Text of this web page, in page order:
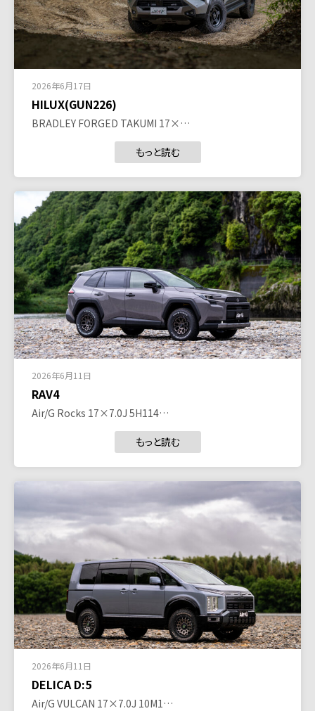
2026年6月17日
HILUX(GUN226)
BRADLEY FORGED TAKUMI 17×…
もっと読む
2026年6月11日
RAV4
Air/G Rocks 17×7.0J 5H114…
もっと読む
2026年6月11日
DELICA D:5
Air/G VULCAN 17×7.0J 10M1…